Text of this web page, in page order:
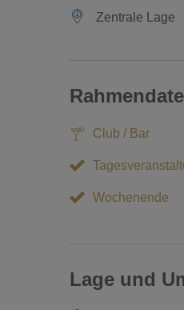
Zentrale Lage
Club / Bar
Wochenende
Lage und